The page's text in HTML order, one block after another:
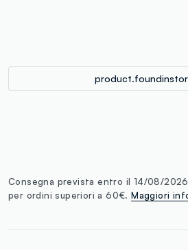
Consegna prevista entro il 14/08/
per ordini superiori a 60€.Maggiori